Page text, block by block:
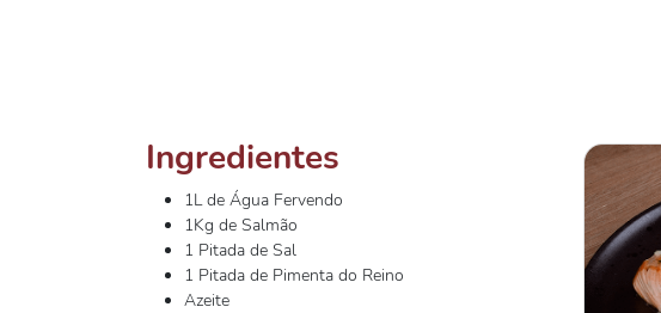
Ingredientes
1L de Água Fervendo
1Kg de Salmão
1 Pitada de Sal
1 Pitada de Pimenta do Reino
Azeite